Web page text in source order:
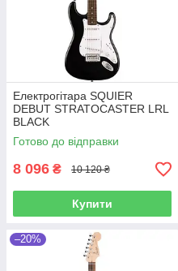
Електрогітара SQUIER
DEBUT STRATOCASTER LRL
BLACK
Готово до відправки
8 096 ₴ 10 120 ₴
Купити
–20%